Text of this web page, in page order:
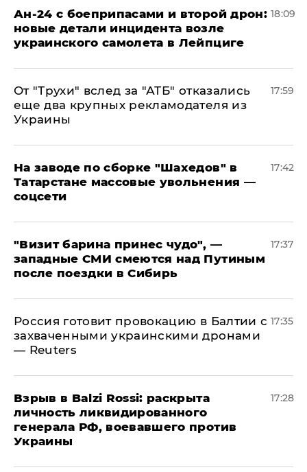
Ан-24 с боеприпасами и второй дрон:
новые детали инцидента возле
украинского самолета в Лейпциге
18:09
От "Трухи" вслед за "АТБ" отказались
еще два крупных рекламодателя из
Украины
17:59
На заводе по сборке "Шахедов" в
Татарстане массовые увольнения —
соцсети
17:42
"Визит барина принес чудо", —
западные СМИ смеются над Путиным
после поездки в Сибирь
17:37
​Россия готовит провокацию в Балтии с
захваченными украинскими дронами
— Reuters
17:35
​Взрыв в Balzi Rossi: раскрыта
личность ликвидированного
генерала РФ, воевавшего против
Украины
17:28